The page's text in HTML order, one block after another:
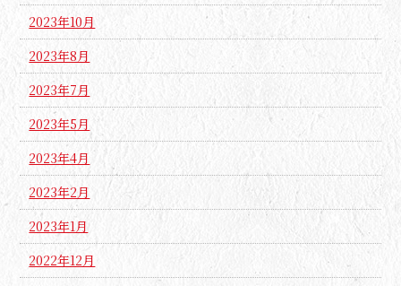
2023年10月
2023年8月
2023年7月
2023年5月
2023年4月
2023年2月
2023年1月
2022年12月